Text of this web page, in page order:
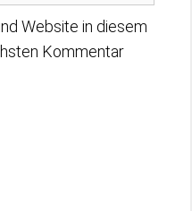
Website in diesem
Kommentar